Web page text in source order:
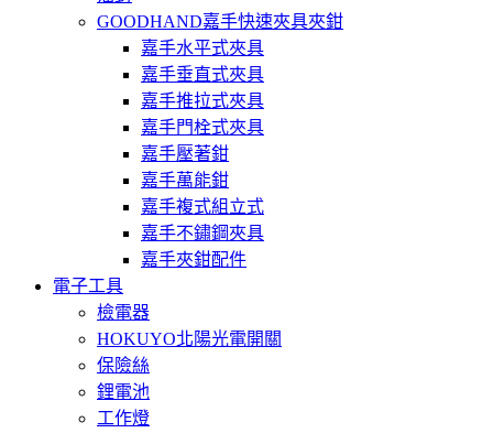
GOODHAND嘉手快速夾具夾鉗
嘉手水平式夾具
嘉手垂直式夾具
嘉手推拉式夾具
嘉手門栓式夾具
嘉手壓著鉗
嘉手萬能鉗
嘉手複式組立式
嘉手不鏽鋼夾具
嘉手夾鉗配件
電子工具
檢電器
HOKUYO北陽光電開關
保險絲
鋰電池
工作燈